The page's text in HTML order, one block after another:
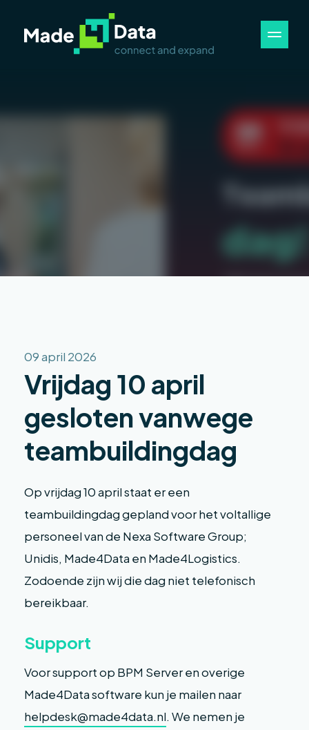
09 april 2026
Vrijdag 10 april
gesloten vanwege
teambuildingdag
Op vrijdag 10 april staat er een
teambuildingdag gepland voor het voltallige
personeel van de Nexa Software Group;
Unidis, Made4Data en Made4Logistics.
Zodoende zijn wij die dag niet telefonisch
bereikbaar.
Support
Voor support op BPM Server en overige
Made4Data software kun je mailen naar
helpdesk@made4data.nl. We nemen je